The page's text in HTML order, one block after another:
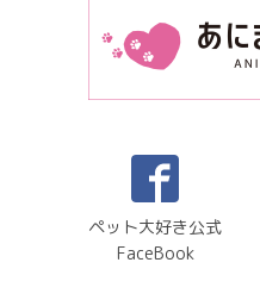
ペット大好き公式
FaceBook